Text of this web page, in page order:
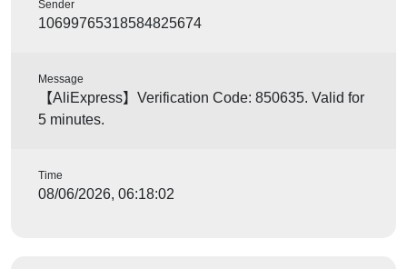
Sender
10699765318584825674
Message
【AliExpress】Verification Code: 850635. Valid for
5 minutes.
Time
08/06/2026, 06:18:02